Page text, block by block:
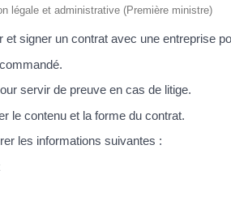
légale et administrative (Première ministre)
signer un contrat avec une entreprise
servir de preuve en cas de litige.
le contenu et la forme du contrat.
les informations suivantes :